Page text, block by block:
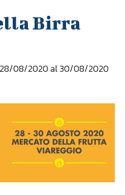
Birra
08/2020 al 30/08/2020